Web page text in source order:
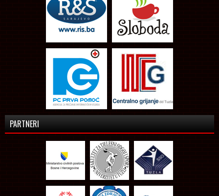
PARTNERI